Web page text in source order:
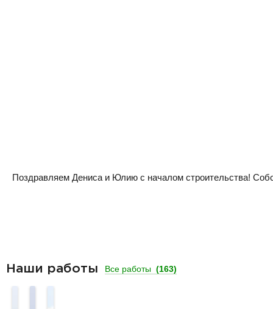
Поздравляем Дениса и Юлию с началом строительства!
Наши работы Все работы (163)